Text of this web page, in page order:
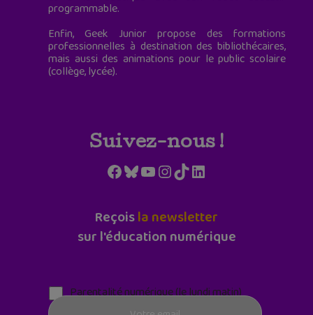
programmable.
Enfin, Geek Junior propose des formations
professionnelles à destination des bibliothécaires,
mais aussi des animations pour le public scolaire
(collège, lycée).
Suivez-nous !
Facebook
Bluesky
YouTube
Instagram
TikTokLinkedIn
Reçoisla newsletter
sur l'éducation numérique
Parentalité numérique (le lundi matin)